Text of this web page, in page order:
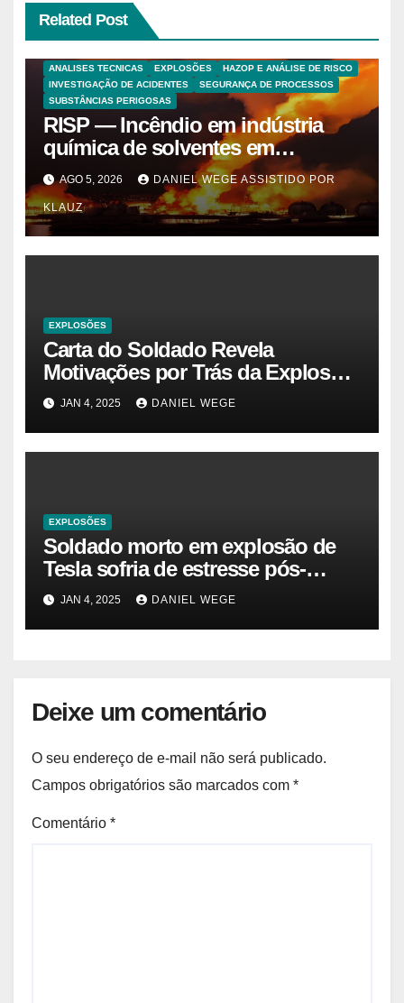
Related Post
ANALISES TECNICAS EXPLOSÕES
HAZOP E ANÁLISE DE RISCO
INVESTIGAÇÃO DE ACIDENTES
SEGURANÇA DE PROCESSOS
SUBSTÂNCIAS PERIGOSAS
RISP — Incêndio em indústria
química de solventes em
Itaquaquecetuba/SP
(UNIQUIMA/Quema)
AGO 5, 2026 DANIEL WEGE ASSISTIDO POR
KLAUZ
EXPLOSÕES
Carta do Soldado Revela
Motivações por Trás da Explosão
do Cybertruck em Las Vegas –
Gazeta Brasil
JAN 4, 2025 DANIEL WEGE
EXPLOSÕES
Soldado morto em explosão de
Tesla sofria de estresse pós-
traumático e temia ‘colapso’ dos
EUA
JAN 4, 2025 DANIEL WEGE
Deixe um comentário
O seu endereço de e-mail não será publicado.
Campos obrigatórios são marcados com *
Comentário *